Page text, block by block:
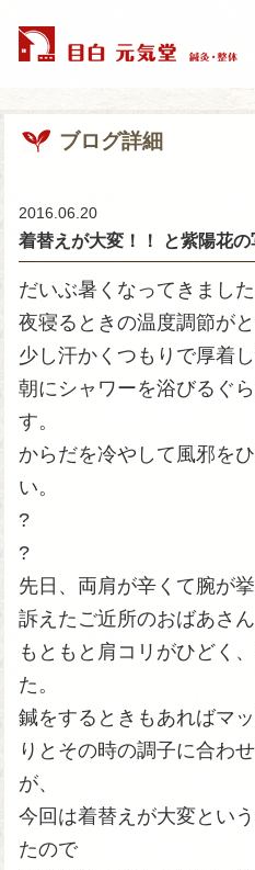
ブログ詳細
2016.06.20
着替えが大変！！ と紫陽花の
だいぶ暑くなってきました
夜寝るときの温度調節が
少し汗かくつもりで厚着し
朝にシャワーを浴びるぐ
す。
からだを冷やして風邪を
い。
?
?
先日、両肩が辛くて腕が
訴えたご近所のおばあさん
もともと肩コリがひどく
た。
鍼をするときもあればマ
りとその時の調子に合わ
が、
今回は着替えが大変とい
たので